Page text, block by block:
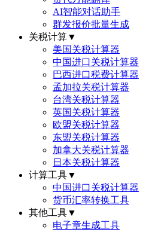
AI智能对话助手
群发报价批量生成
关税计算▼
美国关税计算器
中国进口关税计算器
巴西进口税费计算器
孟加拉关税计算器
台湾关税计算器
英国关税计算器
欧盟关税计算器
东盟关税计算器
加拿大关税计算器
日本关税计算器
计算工具▼
中国进口关税计算器
货币汇率转换工具
其他工具▼
电子章生成工具